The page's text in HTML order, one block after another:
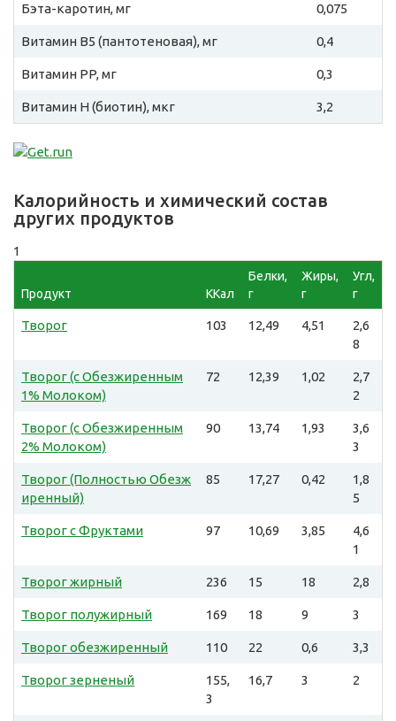
Бэта-каротин, мг 0,075
Витамин B5 (пантотеновая), мг 0,4
Витамин PP, мг 0,3
Витамин H (биотин), мкг 3,2
Калорийность и химический состав
других продуктов
1
Продукт ККал
Белки,
г
Жиры,
г
Угл,
г
Творог 103 12,49 4,51
2,6
8
Творог (с Обезжиренным
1% Молоком)
72 12,39 1,02
2,7
2
Творог (с Обезжиренным
2% Молоком)
90 13,74 1,93
3,6
3
Творог (Полностью Обезж
иренный)
85 17,27 0,42
1,8
5
Творог с Фруктами 97 10,69 3,85
4,6
1
Творог жирный 236 15 18 2,8
Творог полужирный 169 18 9 3
Творог обезжиренный 110 22 0,6 3,3
Творог зерненый
155,
3
16,7 3 2